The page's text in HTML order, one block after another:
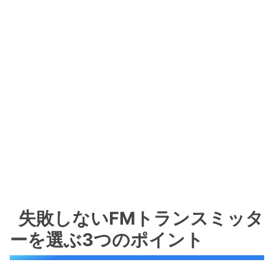
失敗しないFMトランスミッタ
ーを選ぶ3つのポイント